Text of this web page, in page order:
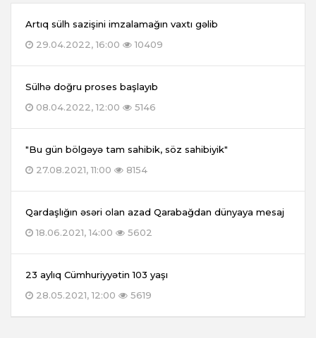
Artıq sülh sazişini imzalamağın vaxtı gəlib
29.04.2022, 16:00
10409
Sülhə doğru proses başlayıb
08.04.2022, 12:00
5146
"Bu gün bölgəyə tam sahibik, söz sahibiyik"
27.08.2021, 11:00
8154
Qardaşlığın əsəri olan azad Qarabağdan dünyaya mesaj
18.06.2021, 14:00
5602
23 aylıq Cümhuriyyətin 103 yaşı
28.05.2021, 12:00
5619